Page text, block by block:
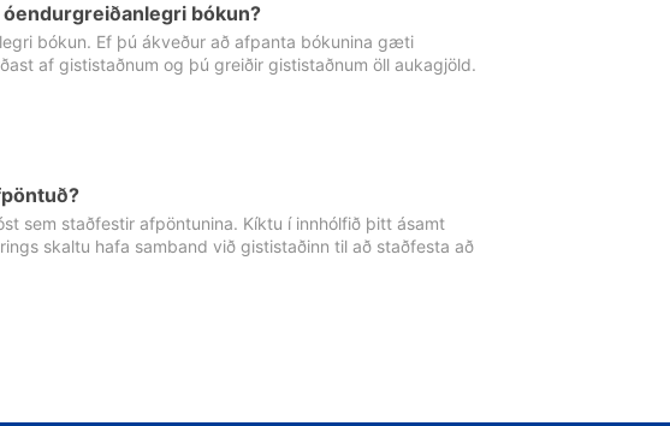
bókun?
bókun. Ef þú ákveður að afpanta bókunina gæti
af gististaðnum og þú greiðir gististaðnum öll aukagjöld.
sem staðfestir afpöntunina. Kíktu í innhólfið þitt ásamt
skaltu hafa samband við gististaðinn til að staðfesta að